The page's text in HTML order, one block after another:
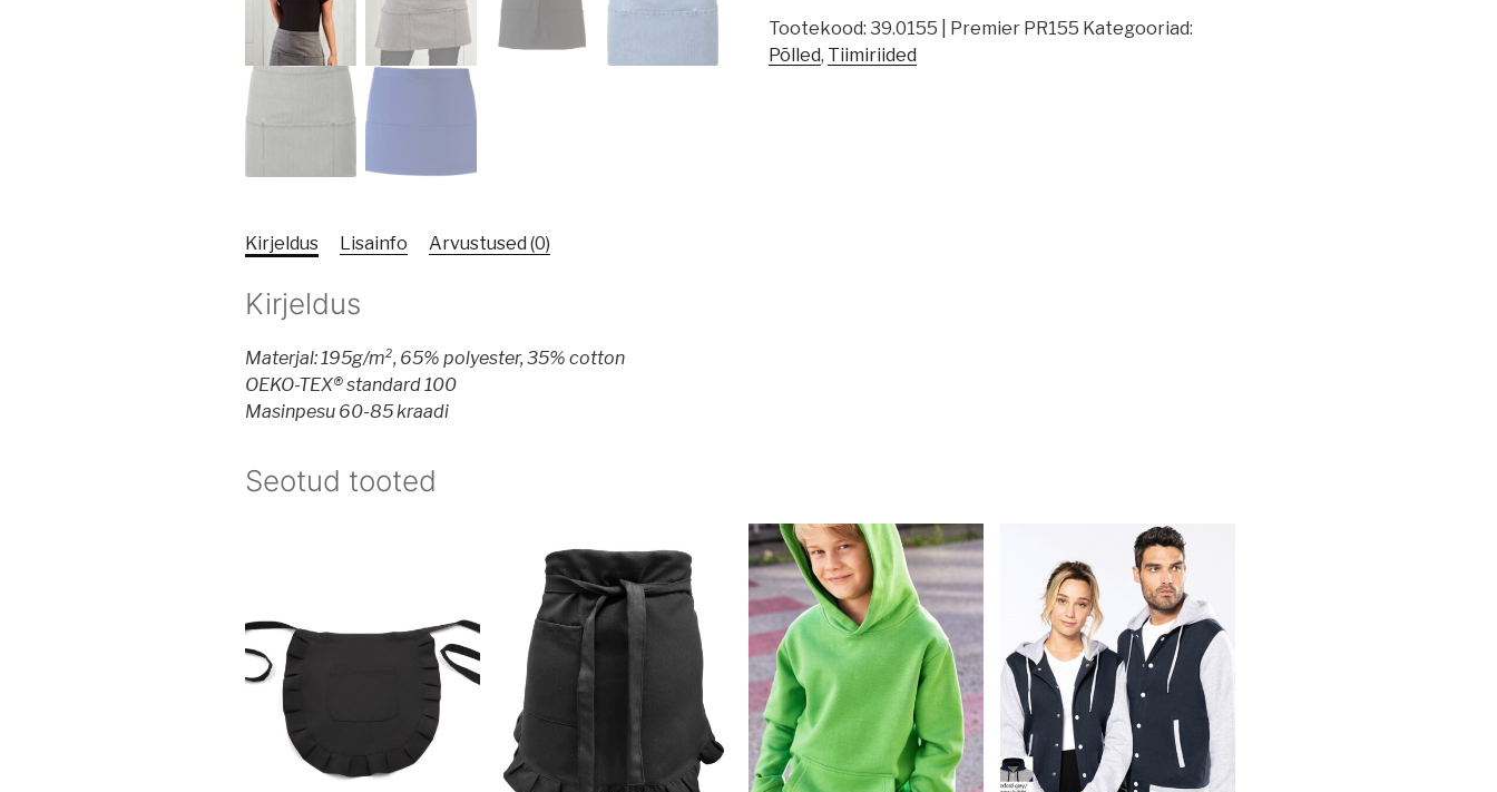
Tootekood:39.0155 | Premier PR155 Kategooriad:
Põlled, Tiimiriided
Kirjeldus Lisainfo Arvustused (0)
Kirjeldus
Materjal: 195g/m², 65% polyester, 35% cotton
OEKO-TEX® standard 100
Masinpesu 60-85 kraadi
Seotud tooted